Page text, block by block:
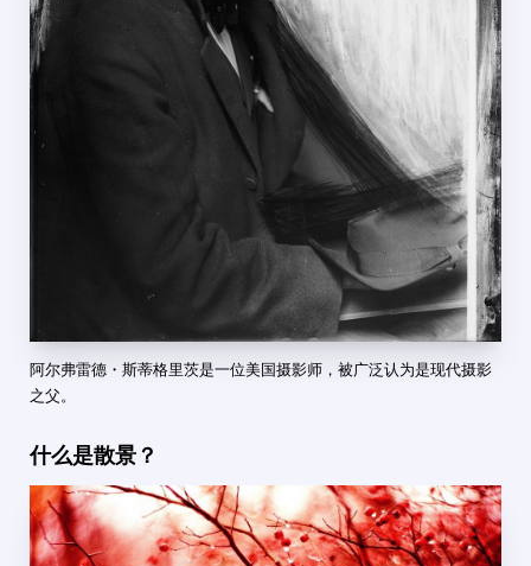
阿尔弗雷德・斯蒂格里茨是一位美国摄影师，被广泛认为是现代摄影
之父。
什么是散景？